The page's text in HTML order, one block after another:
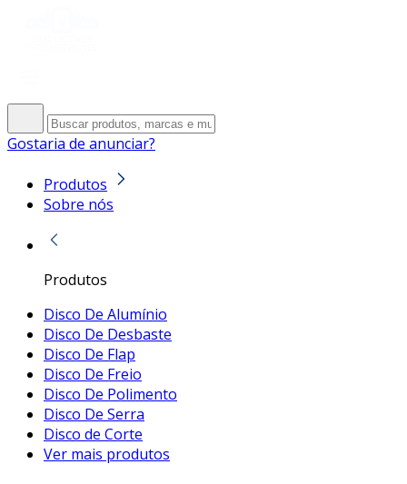
Gostaria de anunciar?
Produtos
Sobre nós
Produtos
Disco De Alumínio
Disco De Desbaste
Disco De Flap
Disco De Freio
Disco De Polimento
Disco De Serra
Disco de Corte
Ver mais produtos